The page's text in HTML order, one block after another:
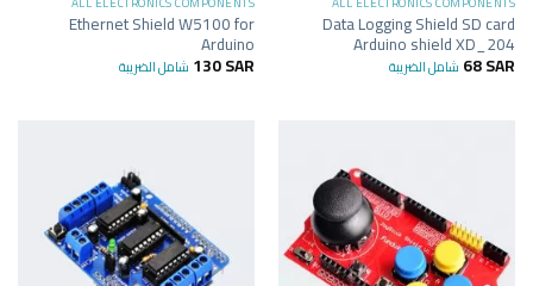
Data Logging Shield SD card
Arduino shield XD_204
68SAR شامل الضريبة
Ethernet Shield W5100 for
Arduino
130SAR شامل الضريبة